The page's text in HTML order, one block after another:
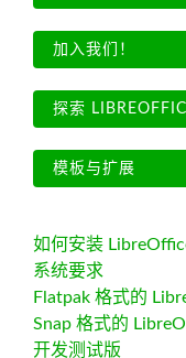
加入我们！
探索
模板与扩展
如何安装
系统要求
Flatpak 格式的
Snap 格式的
开发测试版